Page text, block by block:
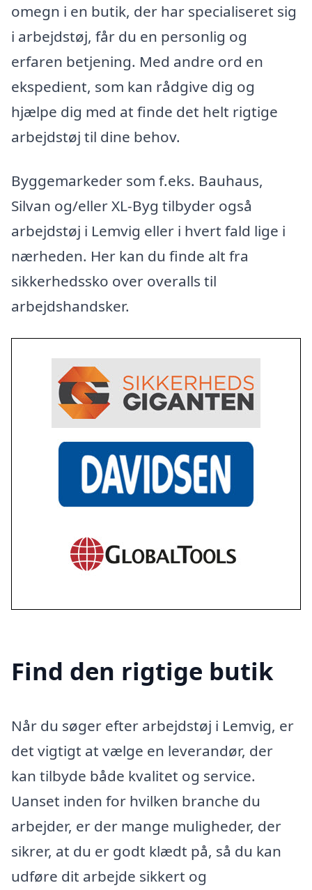
omegn i en butik, der har specialiseret sig
i arbejdstøj, får du en personlig og
erfaren betjening. Med andre ord en
ekspedient, som kan rådgive dig og
hjælpe dig med at finde det helt rigtige
arbejdstøj til dine behov.
Byggemarkeder som f.eks. Bauhaus,
Silvan og/eller XL-Byg tilbyder også
arbejdstøj i Lemvig eller i hvert fald lige i
nærheden. Her kan du finde alt fra
sikkerhedssko over overalls til
arbejdshandsker.
Find den rigtige butik
Når du søger efter arbejdstøj i Lemvig, er
det vigtigt at vælge en leverandør, der
kan tilbyde både kvalitet og service.
Uanset inden for hvilken branche du
arbejder, er der mange muligheder, der
sikrer, at du er godt klædt på, så du kan
udføre dit arbejde sikkert og